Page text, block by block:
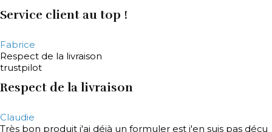
Service client au top !
Fabrice
Respect de la livraison
trustpilot
Respect de la livraison
Claudie
Très bon produit j'ai déjà un formuler est j'en suis pas déçu